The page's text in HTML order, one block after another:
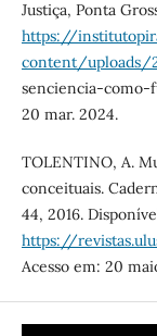
Justiça, Ponta
https://
content/uploads/
senciencia-como-
20 mar. 2024.
TOLENTINO, A.
conceituais.
44, 2016.
https://
Acesso em: 20